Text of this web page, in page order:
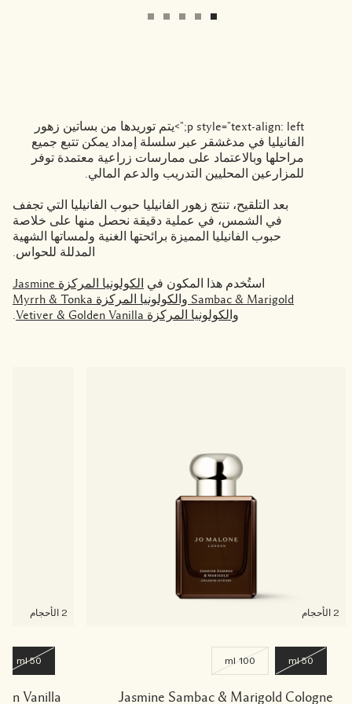
p style="text-align: left;">يتم توريدها من بساتين زهور
الفانيليا في مدغشقر عبر سلسلة إمداد يمكن تتبع جميع
مراحلها وبالاعتماد على ممارسات زراعية معتمدة توفر
للمزارعين المحليين التدريب والدعم المالي.
بعد التلقيح، تنتج زهور الفانيليا حبوب الفانيليا التي تجفف
في الشمس، في عملية دقيقة نحصل منها على خلاصة
حبوب الفانيليا المميزة برائحتها الغنية ولمساتها الشهية
المدللة للحواس.
استُخدم هذا المكون في
الكولونيا المركزة Jasmine
Sambac & Marigold والكولونيا المركزة Myrrh & Tonka
والكولونيا المركزة Vetiver & Golden Vanilla
.
50 ml
100 ml
Jasmine Sambac & Marigold Cologne
50 ml